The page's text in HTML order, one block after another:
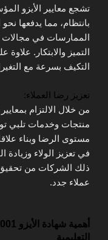
تشجع معايير الأيزو
بانتظام، مما يدفعها
الممارسات في مجالات
التميز والابتكار.
التكيف بسرعة مع
تعزيز رضا العملاء:
من خلال الالتزام
منتجات وخدمات تلبي
مستوى الرضا وبناء
في تعزيز الولاء
ذلك الشركات من
عملاء جدد.
التعليمية